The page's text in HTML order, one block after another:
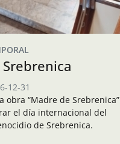
12-31
obra “Madre de Srebrenica”
el día internacional del
de Srebrenica.